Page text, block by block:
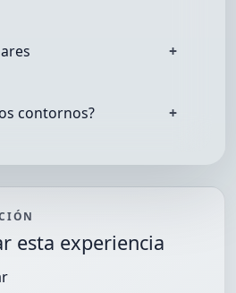
contornos?
esta experiencia